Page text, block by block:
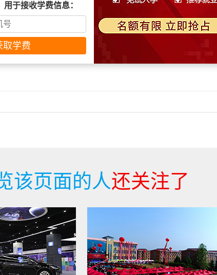
该页面的人还关注了
于接收学费信息：